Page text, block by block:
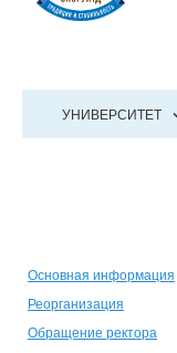
УНИВЕРСИТЕТ
Основная информация
Реорганизация
Обращение ректора